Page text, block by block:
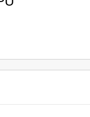
人打架而已
定的关系